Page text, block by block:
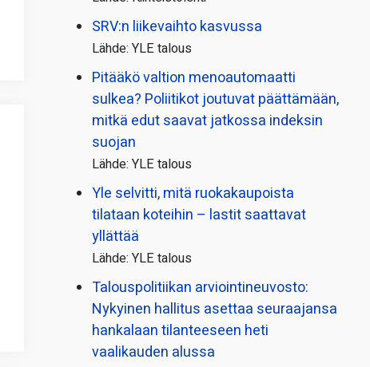
SRV:n liikevaihto kasvussa
Lähde: YLE talous
Pitääkö valtion menoautomaatti
sulkea? Poliitikot joutuvat päättämään,
mitkä edut saavat jatkossa indeksin
suojan
Lähde: YLE talous
Yle selvitti, mitä ruokakaupoista
tilataan koteihin – lastit saattavat
yllättää
Lähde: YLE talous
Talous­politiikan arviointi­neuvosto:
Nykyinen hallitus asettaa seuraajansa
hankalaan tilanteeseen heti
vaalikauden alussa